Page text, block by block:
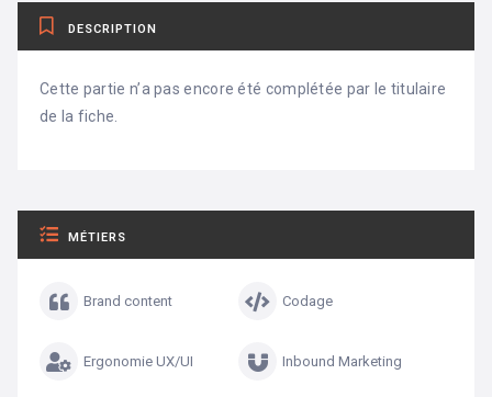
DESCRIPTION
Cette partie n’a pas encore été complétée par le titulaire
de la fiche.
MÉTIERS
Brand content Codage
Ergonomie UX/UI Inbound Marketing